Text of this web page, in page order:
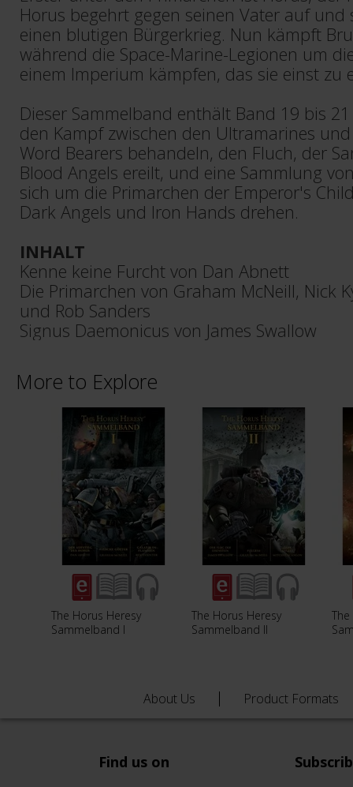
Horus begehrt gegen seinen Vater auf
einen blutigen Bürgerkrieg. Nun kämpft
während die Space-Marine-Legionen um
einem Imperium kämpfen, das sie einst zu
Dieser Sammelband enthält Band 19 bis
den Kampf zwischen den Ultramarines
Word Bearers behandeln, den Fluch, der
Blood Angels ereilt, und eine Sammlung
sich um die Primarchen der Emperor's
Dark Angels und Iron Hands drehen.
INHALT
Kenne keine Furcht von Dan Abnett
Die Primarchen von Graham McNeill, Nick
und Rob Sanders
Signus Daemonicus von James Swallow
More to Explore
The Horus Heresy
Sammelband I
The Horus Heresy
Sammelband II
About Us Product Formats
Find us on